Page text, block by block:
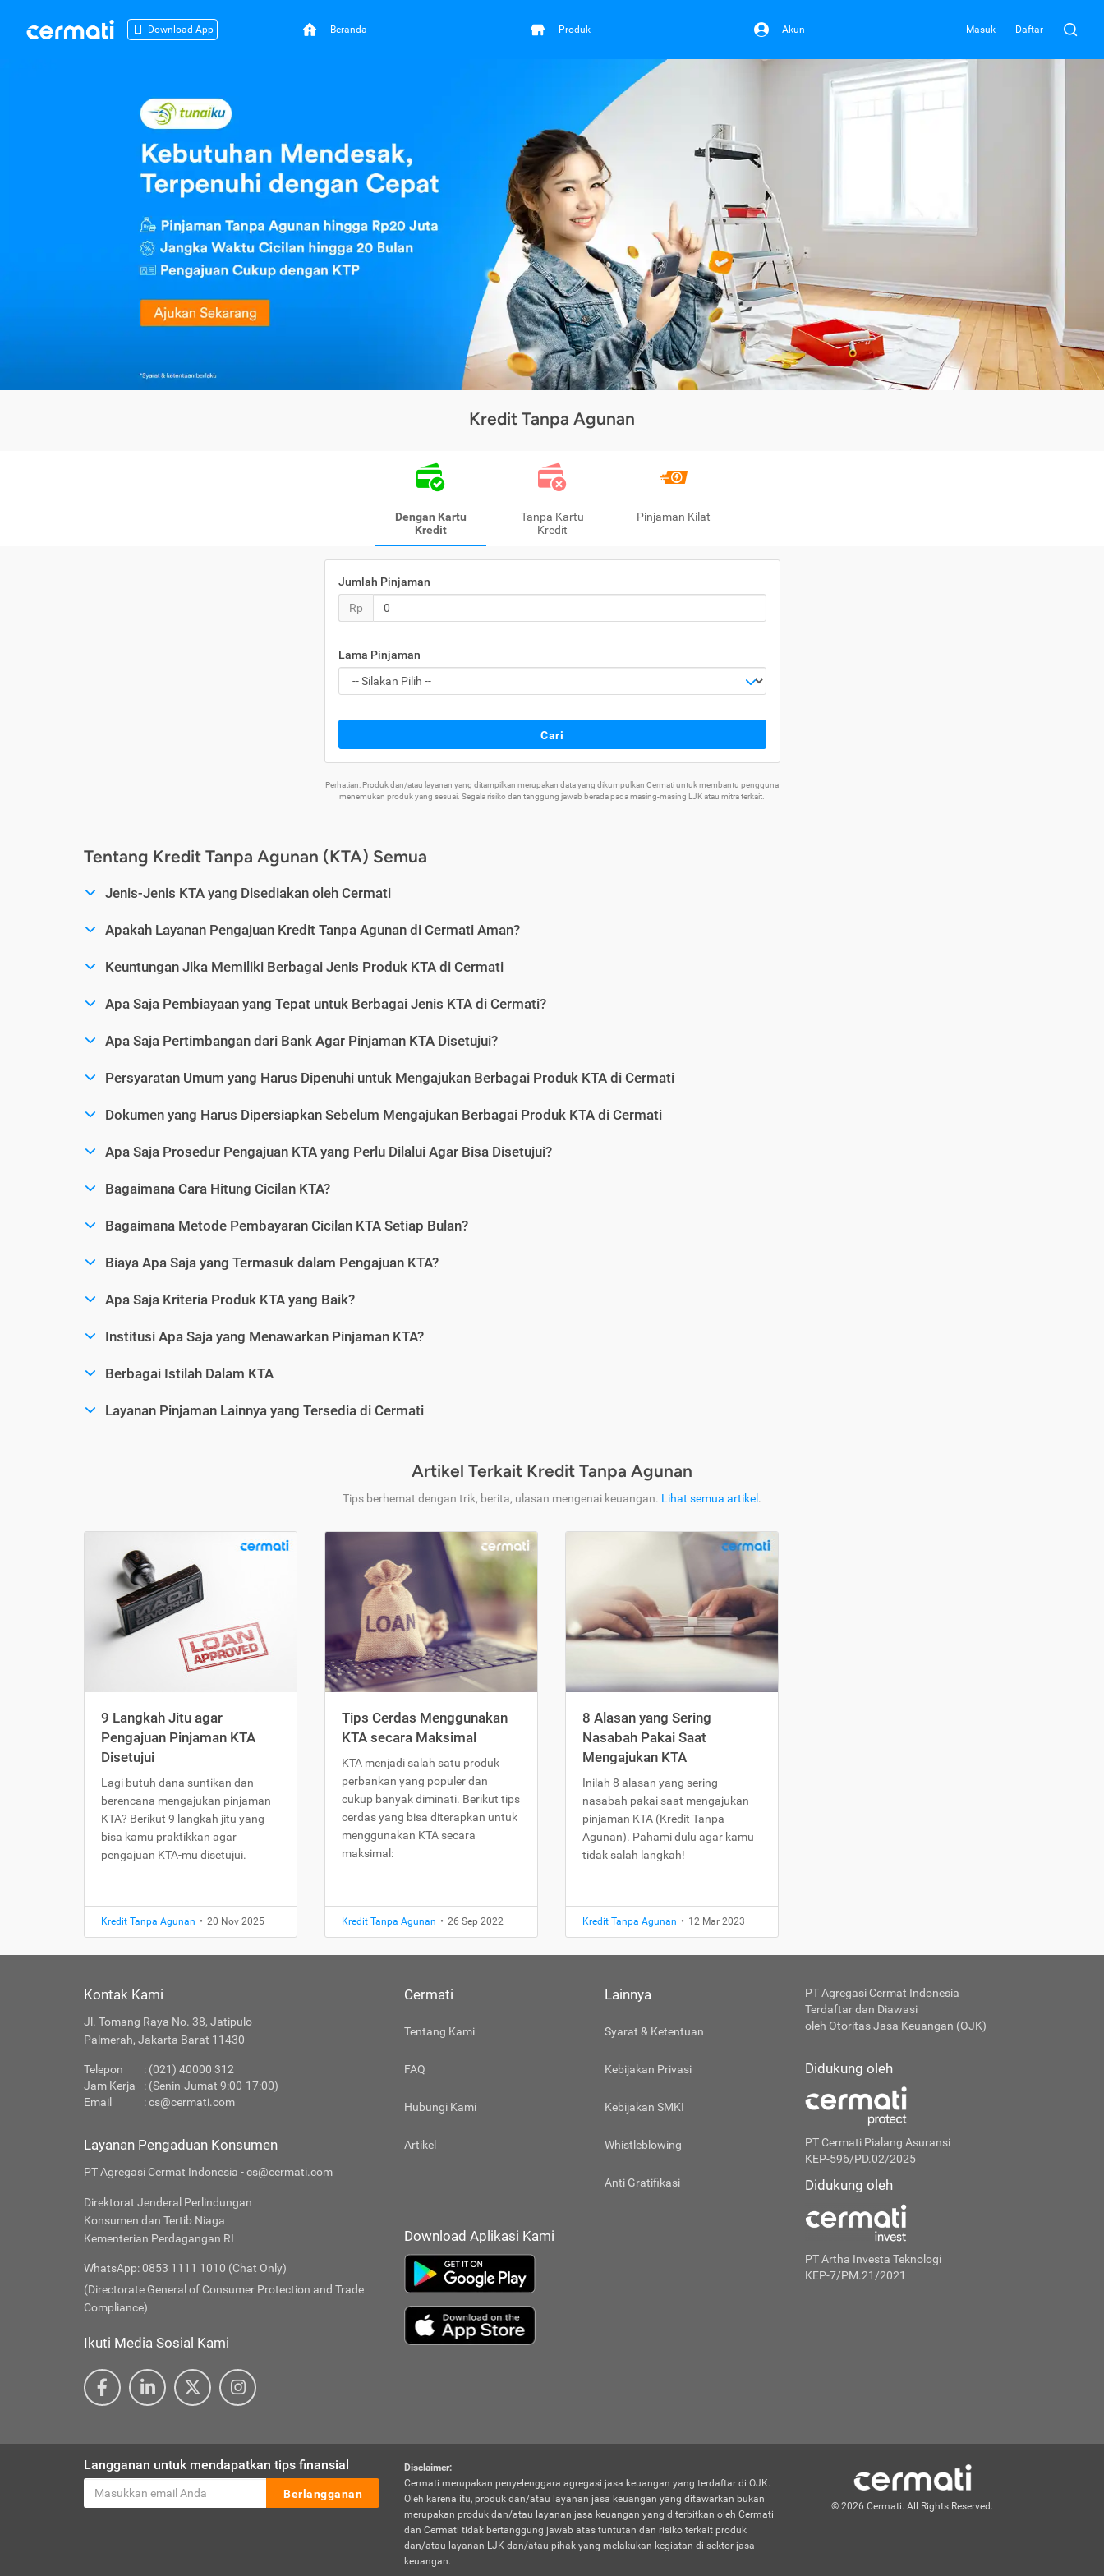
Download App Beranda Produk Akun Masuk Daftar
Kredit Tanpa Agunan
Dengan Kartu
Kredit
Tanpa Kartu
Kredit
Pinjaman Kilat
Jumlah Pinjaman
Rp
Lama Pinjaman
Cari
Perhatian: Produk dan/atau layanan yang ditampilkan merupakan data yang dikumpulkan Cermati untuk membantu pengguna
menemukan produk yang sesuai. Segala risiko dan tanggung jawab berada pada masing-masing LJK atau mitra terkait.
Tentang Kredit Tanpa Agunan (KTA) Semua
Jenis-Jenis KTA yang Disediakan oleh Cermati
Apakah Layanan Pengajuan Kredit Tanpa Agunan di Cermati Aman?
Keuntungan Jika Memiliki Berbagai Jenis Produk KTA di Cermati
Apa Saja Pembiayaan yang Tepat untuk Berbagai Jenis KTA di Cermati?
Apa Saja Pertimbangan dari Bank Agar Pinjaman KTA Disetujui?
Persyaratan Umum yang Harus Dipenuhi untuk Mengajukan Berbagai Produk KTA di Cermati
Dokumen yang Harus Dipersiapkan Sebelum Mengajukan Berbagai Produk KTA di Cermati
Apa Saja Prosedur Pengajuan KTA yang Perlu Dilalui Agar Bisa Disetujui?
Bagaimana Cara Hitung Cicilan KTA?
Bagaimana Metode Pembayaran Cicilan KTA Setiap Bulan?
Biaya Apa Saja yang Termasuk dalam Pengajuan KTA?
Apa Saja Kriteria Produk KTA yang Baik?
Institusi Apa Saja yang Menawarkan Pinjaman KTA?
Berbagai Istilah Dalam KTA
Layanan Pinjaman Lainnya yang Tersedia di Cermati
Artikel Terkait Kredit Tanpa Agunan
Tips berhemat dengan trik, berita, ulasan mengenai keuangan. Lihat semua artikel .
9 Langkah Jitu agar
Pengajuan Pinjaman KTA
Disetujui
Lagi butuh dana suntikan dan
berencana mengajukan pinjaman
KTA? Berikut 9 langkah jitu yang
bisa kamu praktikkan agar
pengajuan KTA-mu disetujui.
Kredit Tanpa Agunan • 20 Nov 2025
Tips Cerdas Menggunakan
KTA secara Maksimal
KTA menjadi salah satu produk
perbankan yang populer dan
cukup banyak diminati. Berikut tips
cerdas yang bisa diterapkan untuk
menggunakan KTA secara
maksimal:
Kredit Tanpa Agunan • 26 Sep 2022
8 Alasan yang Sering
Nasabah Pakai Saat
Mengajukan KTA
Inilah 8 alasan yang sering
nasabah pakai saat mengajukan
pinjaman KTA (Kredit Tanpa
Agunan). Pahami dulu agar kamu
tidak salah langkah!
Kredit Tanpa Agunan • 12 Mar 2023
Kontak Kami
Jl. Tomang Raya No. 38, Jatipulo
Palmerah, Jakarta Barat 11430
Telepon
: (021) 40000 312
Jam Kerja
: (Senin-Jumat 9:00-17:00)
Email
:cs@cermati.com
Layanan Pengaduan Konsumen
PT Agregasi Cermat Indonesia - cs@cermati.com
Direktorat Jenderal Perlindungan
Konsumen dan Tertib Niaga
Kementerian Perdagangan RI
WhatsApp: 0853 1111 1010 (Chat Only)
(Directorate General of Consumer Protection and Trade
Compliance)
Ikuti Media Sosial Kami
Cermati
Tentang Kami
FAQ
Hubungi Kami
Artikel
Lainnya
Syarat & Ketentuan
Kebijakan Privasi
Kebijakan SMKI
Whistleblowing
Anti Gratifikasi
Download Aplikasi Kami
PT Agregasi Cermat Indonesia
Terdaftar dan Diawasi
oleh Otoritas Jasa Keuangan (OJK)
Didukung oleh
PT Cermati Pialang Asuransi
KEP-596/PD.02/2025
Didukung oleh
PT Artha Investa Teknologi
KEP-7/PM.21/2021
Langganan untuk mendapatkan tips finansial
Berlangganan
Disclaimer:
Cermati merupakan penyelenggara agregasi jasa keuangan yang terdaftar di OJK.
Oleh karena itu, produk dan/atau layanan jasa keuangan yang ditawarkan bukan
merupakan produk dan/atau layanan jasa keuangan yang diterbitkan oleh Cermati
dan Cermati tidak bertanggung jawab atas tuntutan dan risiko terkait produk
dan/atau layanan LJK dan/atau pihak yang melakukan kegiatan di sektor jasa
keuangan.
© 2026 Cermati. All Rights Reserved.